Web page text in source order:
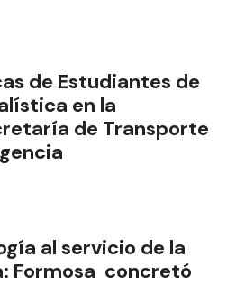
de Estudiantes de
en la
de Transporte
al servicio de la
Formosa concretó